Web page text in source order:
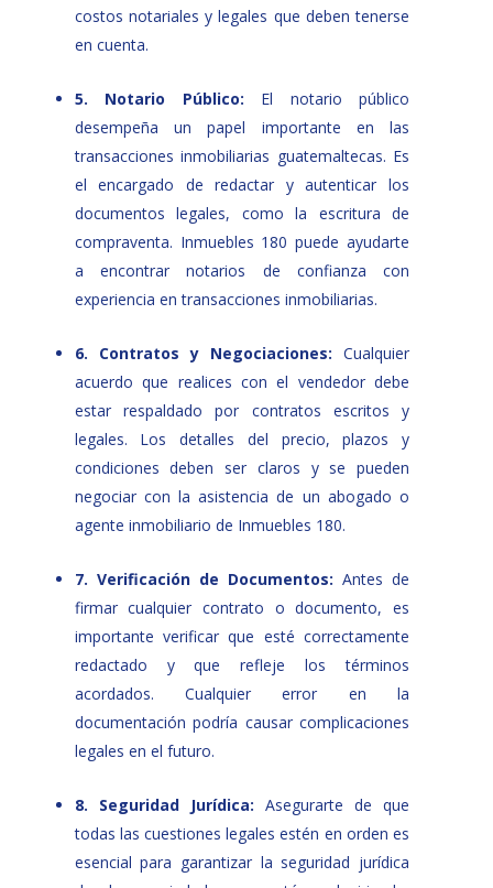
costos notariales y legales que deben tenerse
en cuenta.
5. Notario Público: El notario público
desempeña un papel importante en las
transacciones inmobiliarias guatemaltecas. Es
el encargado de redactar y autenticar los
documentos legales, como la escritura de
compraventa. Inmuebles 180 puede ayudarte
a encontrar notarios de confianza con
experiencia en transacciones inmobiliarias.
6. Contratos y Negociaciones: Cualquier
acuerdo que realices con el vendedor debe
estar respaldado por contratos escritos y
legales. Los detalles del precio, plazos y
condiciones deben ser claros y se pueden
negociar con la asistencia de un abogado o
agente inmobiliario de Inmuebles 180.
7. Verificación de Documentos: Antes de
firmar cualquier contrato o documento, es
importante verificar que esté correctamente
redactado y que refleje los términos
acordados. Cualquier error en la
documentación podría causar complicaciones
legales en el futuro.
8. Seguridad Jurídica: Asegurarte de que
todas las cuestiones legales estén en orden es
esencial para garantizar la seguridad jurídica